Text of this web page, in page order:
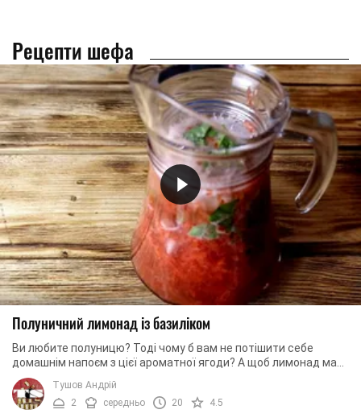
Рецепти шефа
Полуничний лимонад із базиліком
Ви любите полуницю? Тоді чому б вам не потішити себе
домашнім напоєм з цієї ароматної ягоди? А щоб лимонад мав
більш цікавий смак ми пропонуємо ...
Тушов Андрій
2
середньо 20 4.5